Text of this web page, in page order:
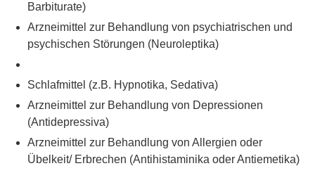
Barbiturate)
Arzneimittel zur Behandlung von psychiatrischen und
psychischen Störungen (Neuroleptika)
Schlafmittel (z.B. Hypnotika, Sedativa)
Arzneimittel zur Behandlung von Depressionen
(Antidepressiva)
Arzneimittel zur Behandlung von Allergien oder
Übelkeit/ Erbrechen (Antihistaminika oder Antiemetika)